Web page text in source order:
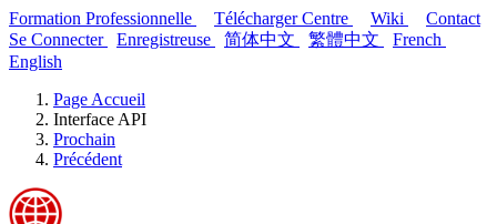
Formation Professionnelle Télécharger Centre Wiki
Contact
Se Connecter
Enregistreuse 简体中文 繁體中文
French
English
Page Accueil
Interface API
Prochain
Précédent